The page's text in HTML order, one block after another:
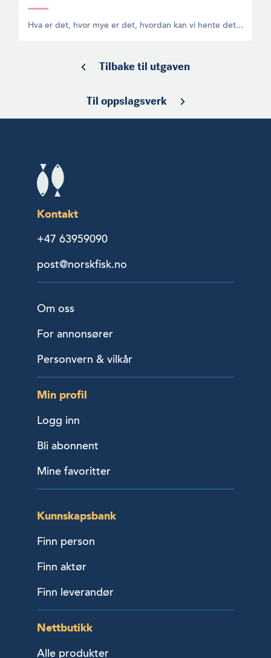
Hva er det, hvor mye er det, hvordan kan vi hente det...
Tilbake til utgaven
Til oppslagsverk
Kontakt
+47 63959090
post@norskfisk.no
Om oss
For annonsører
Personvern & vilkår
Min profil
Logg inn
Bli abonnent
Mine favoritter
Kunnskapsbank
Finn person
Finn aktør
Finn leverandør
Nettbutikk
Alle produkter